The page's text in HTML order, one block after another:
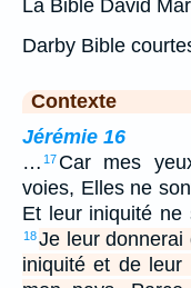
La Bible David
Darby Bible
Contexte
Jérémie 16
… 17 Car mes
voies, Elles ne
Et leur iniquité ne
18Je leur donnerai
iniquité et de leur